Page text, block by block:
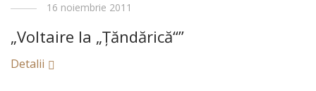
16 noiembrie 2011
„Voltaire la „Ţăndărică“”
Detalii